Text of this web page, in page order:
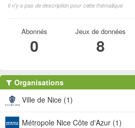
Il n'y a pas de description pour cette thématique
Abonnés
0
Jeux de données
8
Organisations
Ville de Nice (1)
Métropole Nice Côte d'Azur (1)